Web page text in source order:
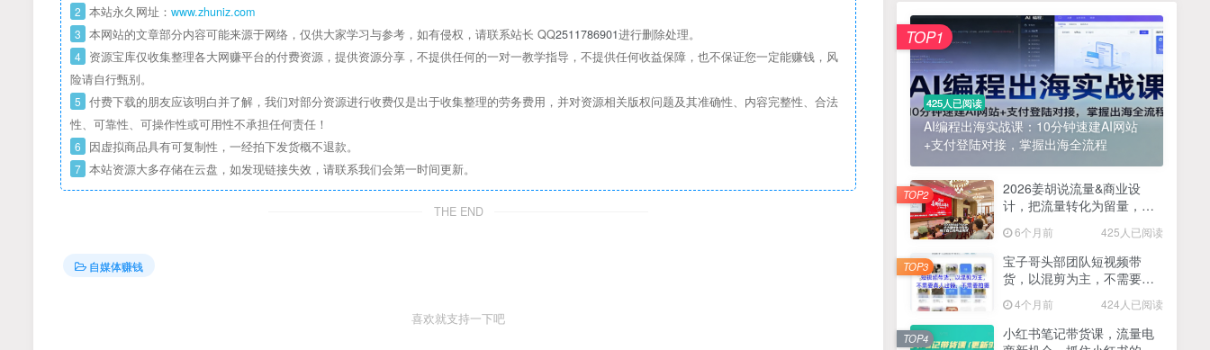
2 本站永久网址： www.zhuniz.com
3 本网站的文章部分内容可能来源于网络，仅供大家学习与参考，如有侵权，请联系站长 QQ2511786901进行删除处理。
4 资源宝库仅收集整理各大网赚平台的付费资源，提供资源分享，不提供任何的一对一教学指导，不提供任何收益保障，也不保证您一定能赚钱，风
险请自行甄别。
5 付费下载的朋友应该明白并了解，我们对部分资源进行收费仅是出于收集整理的劳务费用，并对资源相关版权问题及其准确性、内容完整性、合法
性、可靠性、可操作性或可用性不承担任何责任！
6 因虚拟商品具有可复制性，一经拍下发货概不退款。
7 本站资源大多存储在云盘，如发现链接失效，请联系我们会第一时间更新。
THE END
自媒体赚钱
喜欢就支持一下吧
1 ? 零加盟费｜红颜搭全国城市代理商招募正式启动！
2 淘宝天猫盈利突破特训营25年12月线下课，系统性的深度剖析电商企业经营之道，打造电商标准化运营体系
3 抓亚马逊漏洞，免去店铺月租，一个流量大竞争小，让你有机会成大卖的赛道
2025最新零撸项目，一部手机就可以操作，20秒一单，零投入纯薅羊毛，无门槛，一天200+【揭秘】
5 线上陪伴项目玩法，聊聊天就有收益的项目，一个月收益5000+
6 全网首发！答案之书网页版，全新玩法，搭配文档和网页，日入1k+零门槛小白首选副业
7 25年7月小红书女粉新玩法，公域转私域变现，日轻松变现2张+，5分钟简单复制好上手
8 情趣内衣暴利玩法，冷门赛道，日入1k+
9 在家就能做的项目，一天轻松300+，操作简单上手快
425人已阅读
AI编程出海实战课：10分钟速建AI网站
+支付登陆对接，掌握出海全流程
TOP1
2026姜胡说流量&商业设
计，把流量转化为留量，设
6个月前 425人已阅读
TOP2
宝子哥头部团队短视频带
货，以混剪为主，不需要真
26年3月】
4个月前 424人已阅读
TOP3
小红书笔记带货课，流量电
TOP4